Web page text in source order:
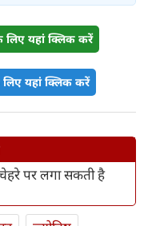
यहां क्लिक करें
यहां क्लिक करें
पर लगा सकती है